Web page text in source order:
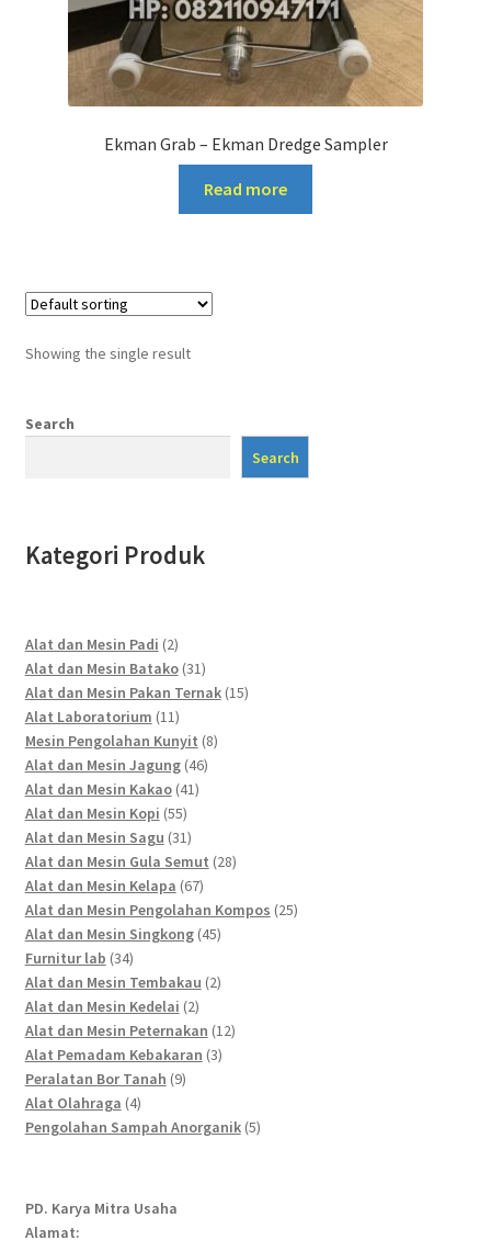
Ekman Grab – Ekman Dredge Sampler
Read more
Showing the single result
Search
Search
Kategori Produk
Alat dan Mesin Padi 22
products
Alat dan Mesin Batako 3131
products
Alat dan Mesin Pakan Ternak 1515
Alat Laboratorium 1111
products
Mesin Pengolahan Kunyit 88
Alat dan Mesin Jagung 4646
Alat dan Mesin Kakao 4141
Alat dan Mesin Kopi 5555
products
Alat dan Mesin Sagu 3131
products
Alat dan Mesin Gula Semut 2828
Alat dan Mesin Kelapa 6767
products
Alat dan Mesin Pengolahan Kompos 2525
Alat dan Mesin Singkong 4545
Furnitur lab 3434
products
Alat dan Mesin Tembakau 22
Alat dan Mesin Kedelai 22
products
Alat dan Mesin Peternakan 1212
Alat Pemadam Kebakaran 33
Peralatan Bor Tanah 99
Alat Olahraga 44
products
Pengolahan Sampah Anorganik 55
PD. Karya Mitra Usaha
Alamat: